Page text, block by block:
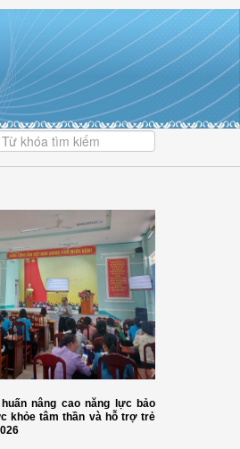
tham gia bảo hiểm y tế
nâng cao năng lực bảo
khỏe tâm thần và hỗ trợ trẻ